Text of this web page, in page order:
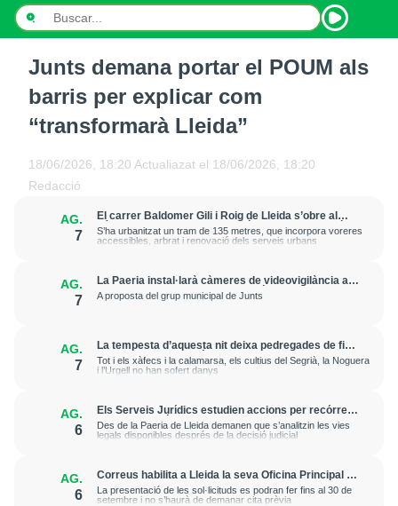
ESPORTS
Junts demana portar el POUM als
barris per explicar com
“transformarà Lleida”
18/06/2026, 18:20 Actualiazat el 18/06/2026, 18:20
Redacció
AG.
7
El carrer Baldomer Gili i Roig de Lleida s’obre al
trànsit per millorar la connexió entre Ciutat Jardí i
l’entorn de Rovira Roure
S’ha urbanitzat un tram de 135 metres, que incorpora voreres
accessibles, arbrat i renovació dels serveis urbans
AG.
7
La Paeria instal·larà càmeres de videovigilància a
la plaça Edil Saturnino, a l'estació
A proposta del grup municipal de Junts
AG.
7
La tempesta d’aquesta nit deixa pedregades de fins
a 7 cm a Raimat, però la verema no pateix
afectacions significatives
Tot i els xàfecs i la calamarsa, els cultius del Segrià, la Noguera
i l’Urgell no han sofert danys
AG.
6
Els Serveis Jurídics estudien accions per recórrer
l’excarceració de l’investigat per l’onada de
robatoris i incendis a l’Horta
Des de la Paeria de Lleida demanen que s’analitzin les vies
legals disponibles després de la decisió judicial
AG.
6
Correus habilita a Lleida la seva Oficina Principal i
la sucursal de Lleida Ronda per a atendre les
esmenes de regularització de migrants
La presentació de les sol·licituds es podran fer fins al 30 de
setembre i no s’haurà de demanar cita prèvia